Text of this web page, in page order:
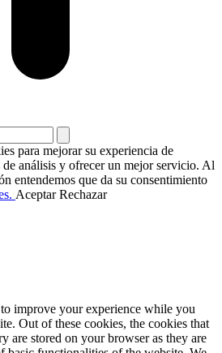
para mejorar su experiencia de
de análisis y ofrecer un mejor servicio. Al
entendemos que da su consentimiento
Aceptar Rechazar
improve your experience while you
Out of these cookies, the cookies that
are stored on your browser as they are